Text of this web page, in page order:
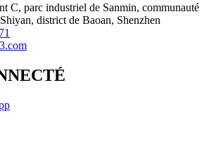
C, parc industriel de Sanmin, communauté
district de Baoan, Shenzhen